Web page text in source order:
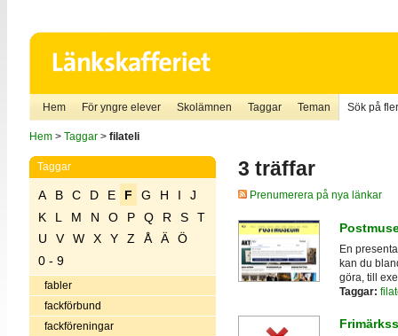
Hem För yngre elever Skolämnen Taggar Teman Sök på
Hem> Taggar> filateli
Taggar
A B C D E F G H I
J
K
L M N O P Q R S
T
U
V W X Y Z Å Ä
Ö
0 - 9
fabler
fackförbund
fackföreningar
3 träffar
Prenumerera på nya länkar
En
kan du
göra, till
Taggar: